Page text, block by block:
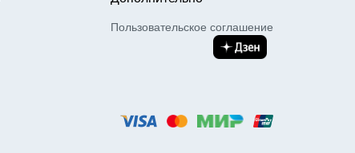
Пользовательское соглашение